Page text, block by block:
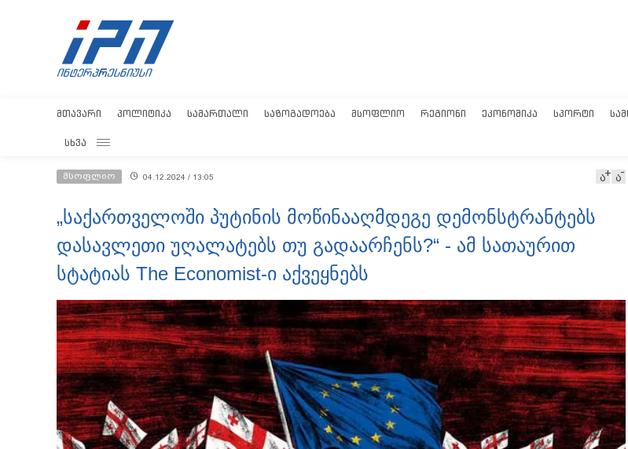
ᲛᲗᲐᲕᲐᲠᲘ ᲞᲝᲚᲘᲢᲘᲙᲐ ᲡᲐᲛᲐᲠᲗᲐᲚᲘ ᲡᲐᲖᲝᲒᲐᲓᲝᲔᲑᲐ ᲛᲡᲝᲤᲚᲘᲝ ᲠᲔᲒᲘᲝᲜᲘ ᲔᲙᲝᲜᲝᲛᲘᲙᲐ ᲡᲞᲝᲠᲢᲘ
ᲡᲮᲕᲐ
მსოფლიო 04.12.2024 / 13:05 ა ა
„საქართველოში პუტინის მოწინააღმდეგე დემონსტრანტებს
დასავლეთი უღალატებს თუ გადაარჩენს?“ - ამ სათაურით
სტატიას The Economist-ი აქვეყნებს